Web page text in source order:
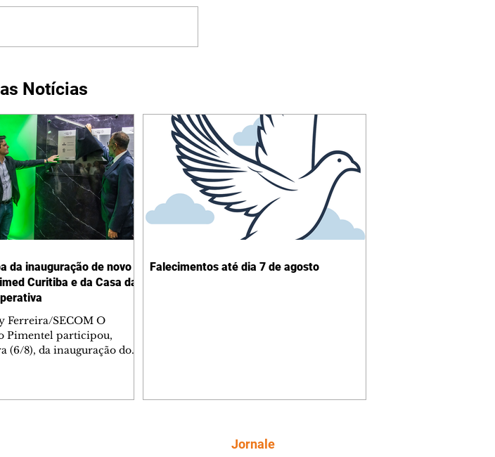
Notícias
da inauguração de novo
Curitiba e da Casa da
Ferreira/SECOM O
Pimentel participou,
(6/8), da inauguração do
Falecimentos até dia 7 de agosto
Jornale